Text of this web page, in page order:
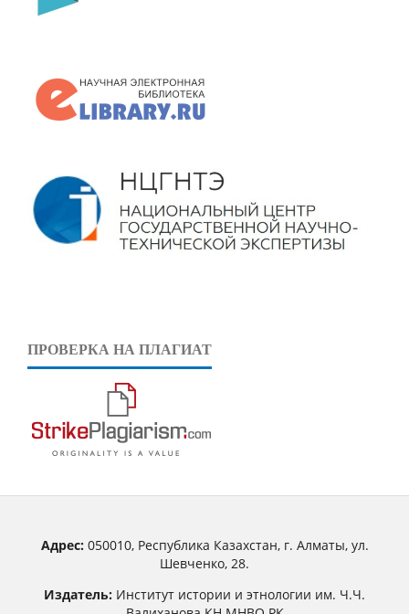
ПРОВЕРКА НА ПЛАГИАТ
Адрес:050010, Республика Казахстан, г. Алматы, ул.
Шевченко, 28.
Издатель: Институт истории и этнологии им. Ч.Ч.